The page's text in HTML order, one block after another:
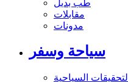
طب بديل
مقابلات
مدونات
سياحة وسفر
التحقيقات السياحية